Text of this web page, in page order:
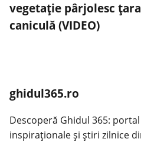
vegetație pârjolesc
caniculă (VIDEO)
ghidul365.ro
Descoperă Ghidul 365:
inspiraționale și știri zilnice